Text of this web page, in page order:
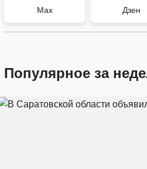
Max Дзен
Популярное за